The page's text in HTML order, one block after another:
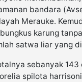
bandara
Merauke.
karung
satwa liar yang
sebanyak
spilota